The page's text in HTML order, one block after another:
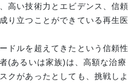
高い技術力とエビデンス、信頼
り立つことができている再生医
ドルを超えてきたという信頼性
(あるいは家族)は、高額な治療
クがあったとしても、挑戦しよ